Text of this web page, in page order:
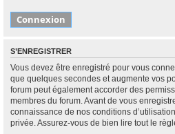
S’ENREGISTRER
Vous devez être enregistré pour vous
que quelques secondes et augmente vos
forum peut également accorder des
membres du forum. Avant de vous
connaissance de nos conditions
privée. Assurez-vous de bien lire tout le